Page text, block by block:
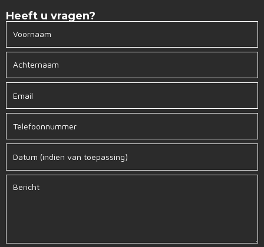
Heeft u vragen?